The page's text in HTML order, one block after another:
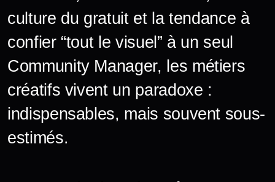
culture du gratuit et la tendance à
confier “tout le visuel” à un seul
Community Manager, les métiers
créatifs vivent un paradoxe :
indispensables, mais souvent sous-
estimés.